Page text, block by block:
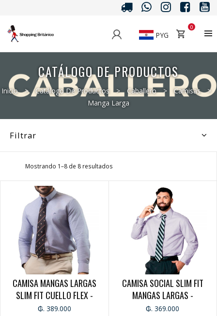
PYG
0
CATÁLOGO DE PRODUCTOS
Inicio > Catálogo De Productos > Caballero > Camisas
>
Manga Larga
Filtrar
CATEGORÍAS
GIFT CARD
CABALLERO
CAMISAS
MANGA CORTA
MANGA LARGA
Mostrando 1–8 de 8 resultados
CAMISA MANGAS LARGAS
SLIM FIT CUELLO FLEX -
CABALLERO
₲. 389.000
CAMISA SOCIAL SLIM FIT
MANGAS LARGAS -
CABALLERO
₲. 369.000